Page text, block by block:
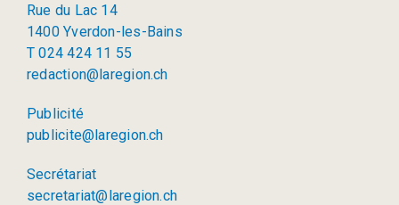
Rue du Lac 14
1400 Yverdon-les-Bains
T 024 424 11 55
redaction@laregion.ch
Publicité
publicite@laregion.ch
Secrétariat
secretariat@laregion.ch